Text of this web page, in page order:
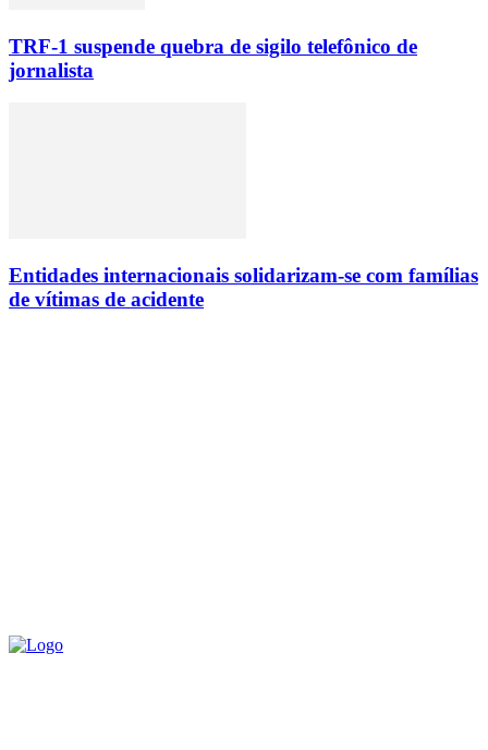
TRF-1 suspende quebra de sigilo telefônico de
jornalista
Entidades internacionais solidarizam-se com famílias
de vítimas de acidente